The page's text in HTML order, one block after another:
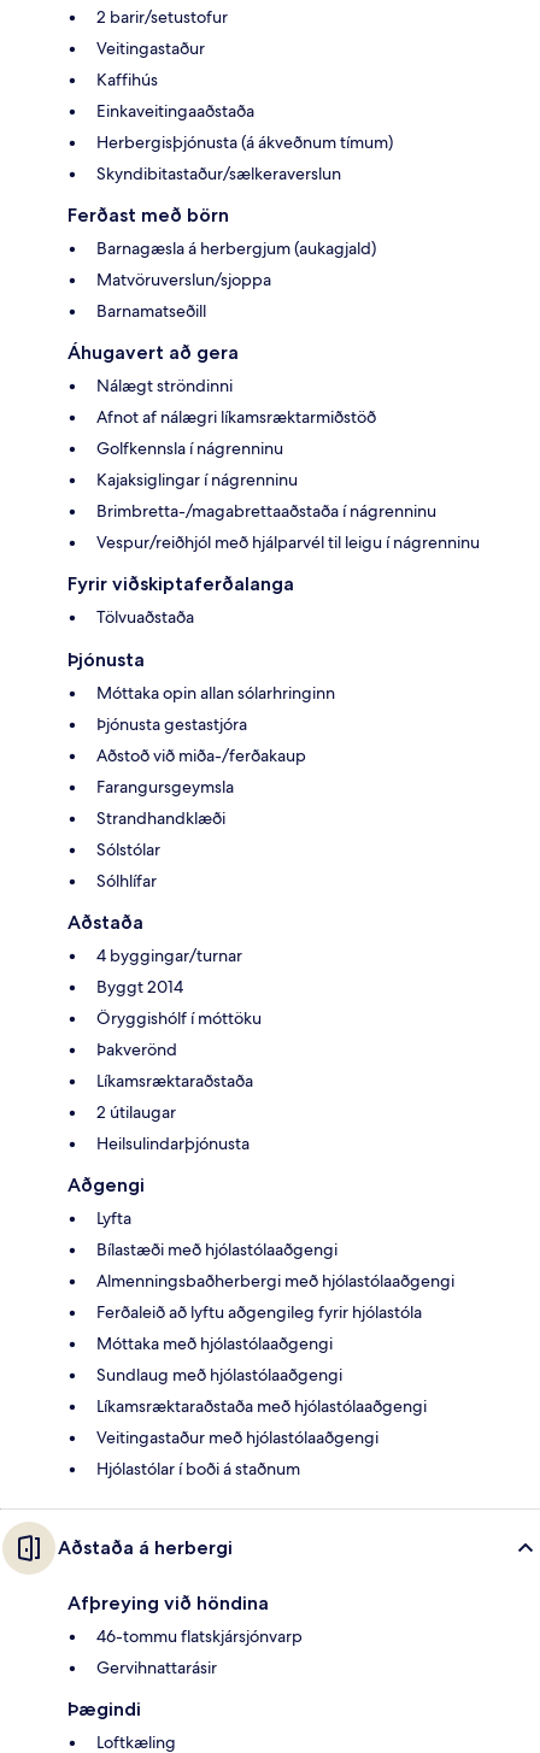
2 barir/setustofur
Veitingastaður
Kaffihús
Einkaveitingaaðstaða
Herbergisþjónusta (á ákveðnum tímum)
Skyndibitastaður/sælkeraverslun
Ferðast með börn
Barnagæsla á herbergjum (aukagjald)
Matvöruverslun/sjoppa
Barnamatseðill
Áhugavert að gera
Nálægt ströndinni
Afnot af nálægri líkamsræktarmiðstöð
Golfkennsla í nágrenninu
Kajaksiglingar í nágrenninu
Brimbretta-/magabrettaaðstaða í nágrenninu
Vespur/reiðhjól með hjálparvél til leigu í nágrenninu
Fyrir viðskiptaferðalanga
Tölvuaðstaða
Þjónusta
Móttaka opin allan sólarhringinn
Þjónusta gestastjóra
Aðstoð við miða-/ferðakaup
Farangursgeymsla
Strandhandklæði
Sólstólar
Sólhlífar
Aðstaða
4 byggingar/turnar
Byggt 2014
Öryggishólf í móttöku
Þakverönd
Líkamsræktaraðstaða
2 útilaugar
Heilsulindarþjónusta
Aðgengi
Lyfta
Bílastæði með hjólastólaaðgengi
Almenningsbaðherbergi með hjólastólaaðgengi
Ferðaleið að lyftu aðgengileg fyrir hjólastóla
Móttaka með hjólastólaaðgengi
Sundlaug með hjólastólaaðgengi
Líkamsræktaraðstaða með hjólastólaaðgengi
Veitingastaður með hjólastólaaðgengi
Hjólastólar í boði á staðnum
Aðstaða á herbergi
Afþreying við höndina
46-tommu flatskjársjónvarp
Gervihnattarásir
Þægindi
Loftkæling